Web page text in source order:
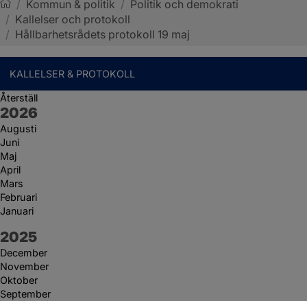
Sotenäs kommun
/ Kommun & politik / Politik och demokrati
/ Kallelser och protokoll
/ Hållbarhetsrådets protokoll 19 maj
KALLELSER & PROTOKOLL
Återställ
År:
2026
Augusti
Juni
Maj
April
Mars
Februari
Januari
År:
2025
December
November
Oktober
September